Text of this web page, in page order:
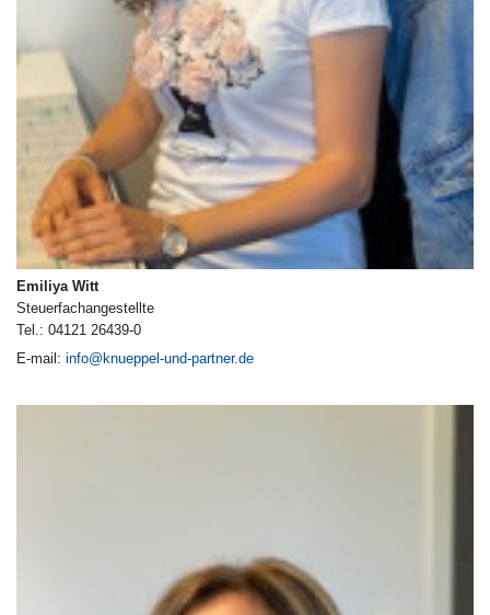
Emiliya Witt
Steuerfachangestellte
Tel.: 04121 26439-0
E-mail: info@knueppel-und-partner.de